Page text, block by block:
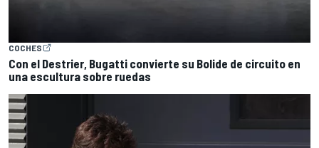
COCHES
Con el Destrier, Bugatti convierte su Bolide de circuito en
una escultura sobre ruedas